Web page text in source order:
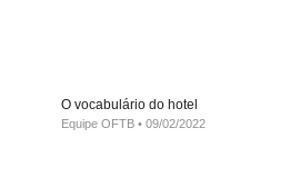
O vocabulário do hotel
Equipe OFTB 09/02/2022